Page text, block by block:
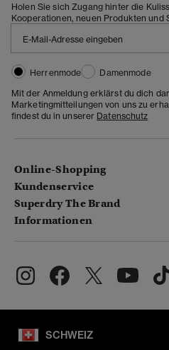
Holen Sie sich Zugang hinter die
Kooperationen, neuen Produkten und
Herrenmode
Damenmode
Mit der Anmeldung erklärst du dich
Marketingmitteilungen von uns zu
findest du in unserer Datenschutz
Online-Shopping
Kundenservice
Superdry The Brand
Informationen
SCHWEIZ